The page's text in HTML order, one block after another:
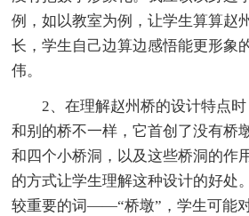
例，如以教室为例，让学生算算赵
长，学生自己边算边感悟能更形象
伟。
2、在理解赵州桥的设计特点时
和别的桥不一样，它首创了没有桥
和四个小桥洞，以及这些桥洞的作
的方式让学生理解这种设计的好处
较重要的词——“桥墩”，学生可能